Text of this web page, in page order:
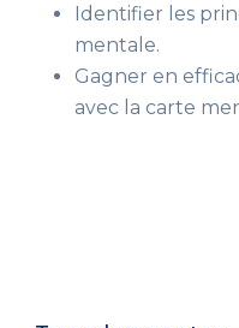
Identifier les
mentale.
Gagner en
avec la carte